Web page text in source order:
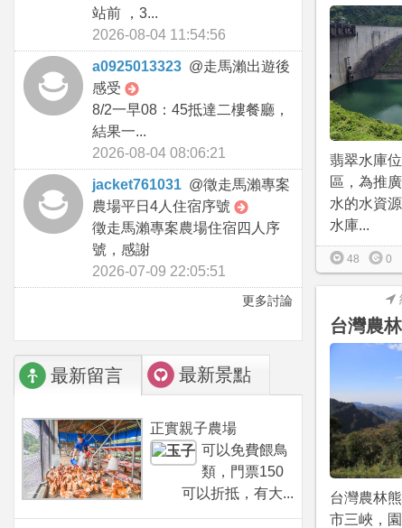
站前 ，3...
2026-08-04 11:54:56
a0925013323 @走馬瀨出遊後
感受
8/2一早08：45抵達二樓餐廳，
結果一...
2026-08-04 08:06:21
jacket761031 @徵走馬瀨專案
農場平日4人住宿序號
徵走馬瀨專案農場住宿四人序
號，感謝
2026-07-09 22:05:51
更多討論
最新留言 最新景點
正實親子農場
可以免費餵鳥
類，門票150
可以折抵，有大...
翡翠水庫
區，為推
水的水資
水庫...
48 0
台灣農
台灣農林
市三峽，